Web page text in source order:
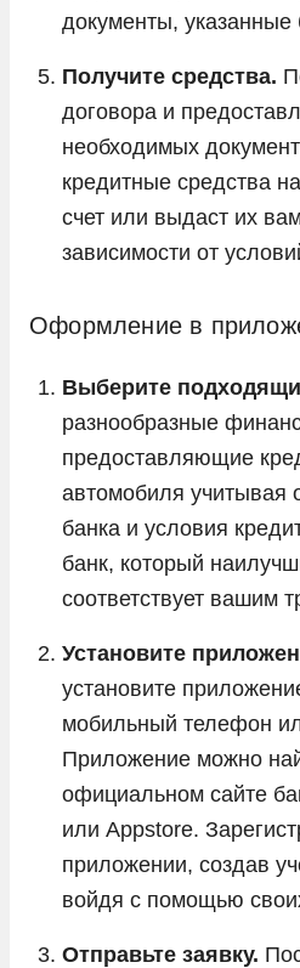
документы, указанные
Получите средства.
договора и
необходимых
кредитные средства
счет или выдаст их
зависимости от
Оформление в
Выберите
разнообразные
предоставляющие
автомобиля учитывая
банка и условия
банк, который
соответствует вашим
Установите
установите
мобильный телефон
Приложение можно
официальном сайте
или Appstore.
приложении, создав
войдя с помощью
Отправьте заявку.